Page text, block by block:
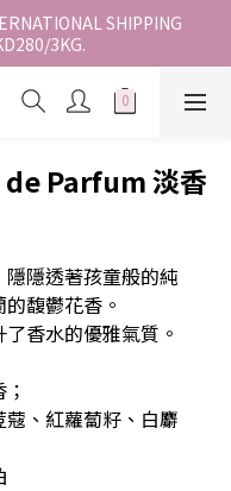
豐站、營業點或智能櫃取
SHIPPING
3KG.
豐站、營業點或智能櫃取
Parfum 淡香
隱透著孩童般的純
馥鬱花香。
香水的優雅氣質。
、紅蘿蔔籽、白麝